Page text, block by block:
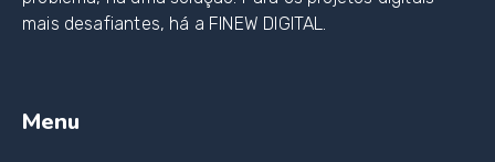
mais desafiantes, há a FINEW DIGITAL.
Menu